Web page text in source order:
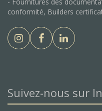
conformité, Builders
Suivez-nous sur